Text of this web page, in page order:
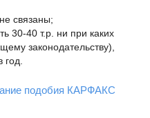
связаны;
30-40 т.р. ни при каких
законодательству),
год.
подобия КАРФАКС